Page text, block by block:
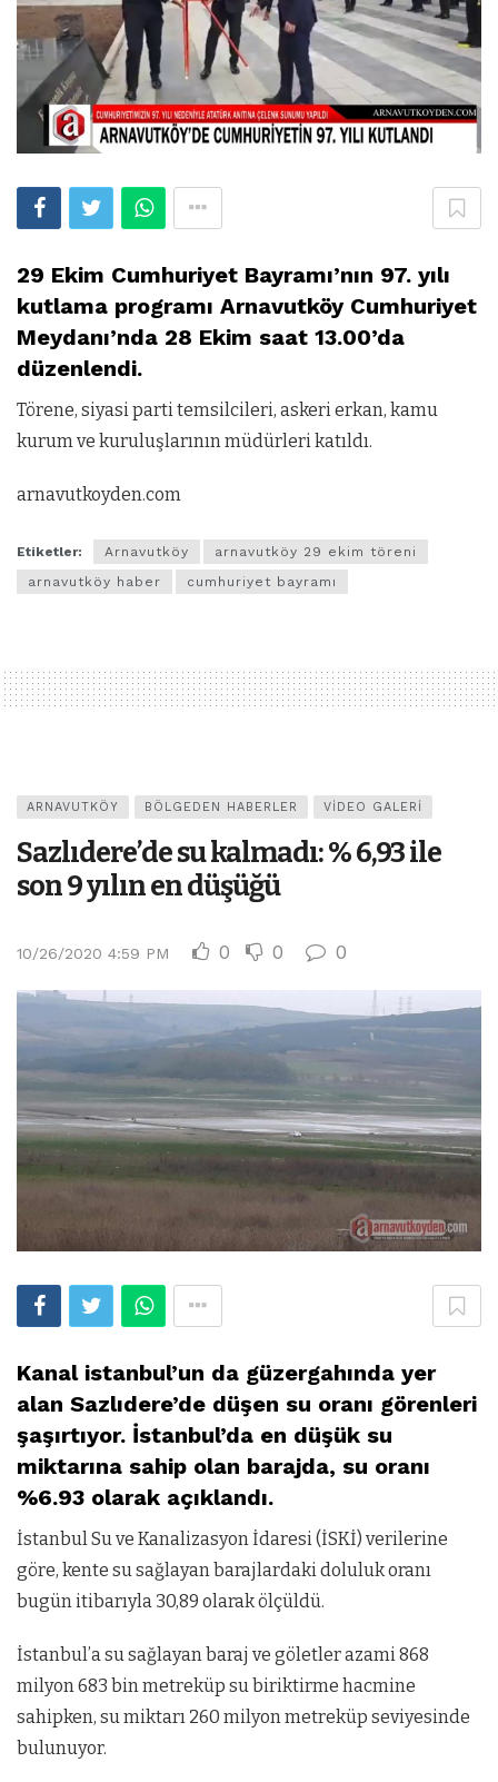
29 Ekim Cumhuriyet Bayramı’nın 97. yılı
kutlama programı Arnavutköy Cumhuriyet
Meydanı’nda 28 Ekim saat 13.00’da
düzenlendi.
Törene, siyasi parti temsilcileri, askeri erkan, kamu
kurum ve kuruluşlarının müdürleri katıldı.
arnavutkoyden.com
Etiketler: Arnavutköy
arnavutköy 29 ekim töreni
arnavutköy haber
cumhuriyet bayramı
ARNAVUTKÖY BÖLGEDEN HABERLER VIDEO GALERI
Sazlıdere’de su kalmadı: % 6,93 ile
son 9 yılın en düşüğü
10/26/2020 4:59 PM 0 0 0
Kanal istanbul’un da güzergahında yer
alan Sazlıdere’de düşen su oranı görenleri
şaşırtıyor. İstanbul’da en düşük su
miktarına sahip olan barajda, su oranı
%6.93 olarak açıklandı.
İstanbul Su ve Kanalizasyon İdaresi (İSKİ) verilerine
göre, kente su sağlayan barajlardaki doluluk oranı
bugün itibarıyla 30,89 olarak ölçüldü.
İstanbul’a su sağlayan baraj ve göletler azami 868
milyon 683 bin metreküp su biriktirme hacmine
sahipken, su miktarı 260 milyon metreküp seviyesinde
bulunuyor.